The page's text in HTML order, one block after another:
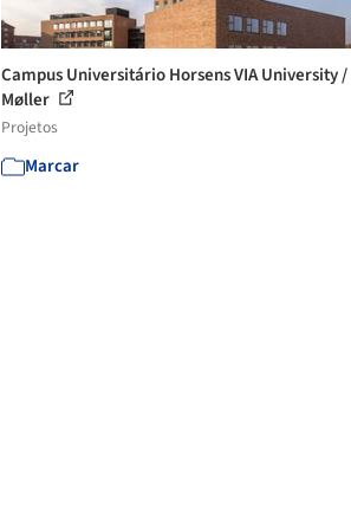
Campus Universitário Horsens VIA University /
Møller
Projetos
Marcar